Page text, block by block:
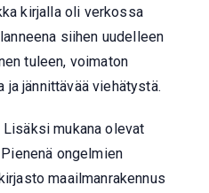
kirjalla oli verkossa
siihen uudelleen
tuleen, voimaton
ja jännittävää viehätystä.
mukana olevat
ongelmien
maailmanrakennus